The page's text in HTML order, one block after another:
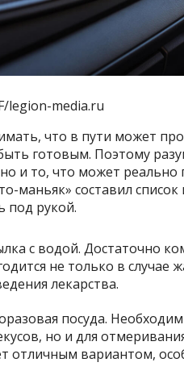
legion-media.ru
что в пути может
готовым. Поэтому
и то, что может реально
маньяк» составил
под рукой.
с водой. Достаточно
не только в случае
лекарства.
посуда.
но и для
отличным вариантом,